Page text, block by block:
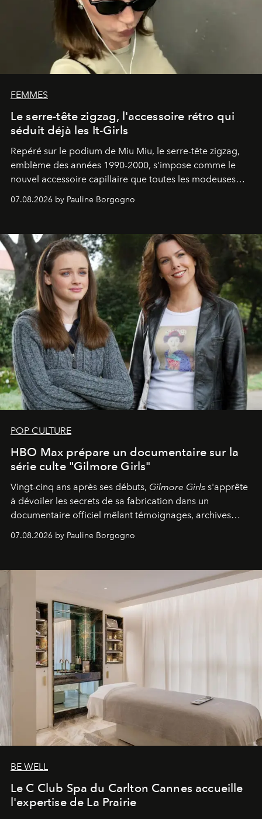
FEMMES
Le serre-tête zigzag, l'accessoire rétro qui
séduit déjà les It-Girls
Repéré sur le podium de Miu Miu, le serre-tête zigzag,
emblème des années 1990-2000, s'impose comme le
nouvel accessoire capillaire que toutes les modeuses
07.08.2026 by Pauline Borgogno
POP CULTURE
HBO Max prépare un documentaire sur la
série culte "Gilmore Girls"
Vingt-cinq ans après ses débuts, Gilmore Girls s'apprête
à dévoiler les secrets de sa fabrication dans un
documentaire officiel mêlant témoignages, archives
générationnel.
07.08.2026 by Pauline Borgogno
BE WELL
Le C Club Spa du Carlton Cannes accueille
l'expertise de La Prairie